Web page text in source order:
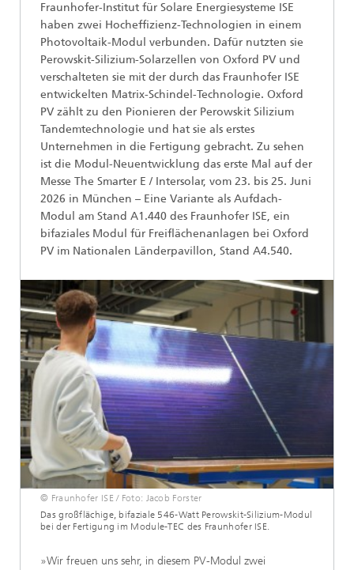
Fraunhofer-Institut für Solare Energiesysteme ISE
haben zwei Hocheffizienz-Technologien in einem
Photovoltaik-Modul verbunden. Dafür nutzten sie
Perowskit-Silizium-Solarzellen von Oxford PV und
verschalteten sie mit der durch das Fraunhofer ISE
entwickelten Matrix-Schindel-Technologie. Oxford
PV zählt zu den Pionieren der Perowskit Silizium
Tandemtechnologie und hat sie als erstes
Unternehmen in die Fertigung gebracht. Zu sehen
ist die Modul-Neuentwicklung das erste Mal auf der
Messe The Smarter E / Intersolar, vom 23. bis 25. Juni
2026 in München – Eine Variante als Aufdach-
Modul am Stand A1.440 des Fraunhofer ISE, ein
bifaziales Modul für Freiflächenanlagen bei Oxford
PV im Nationalen Länderpavillon, Stand A4.540.
© Fraunhofer ISE / Foto: Jacob Forster
Das großflächige, bifaziale 546-Watt Perowskit-Silizium-Modul
bei der Fertigung im Module-TEC des Fraunhofer ISE.
»Wir freuen uns sehr, in diesem PV-Modul zwei